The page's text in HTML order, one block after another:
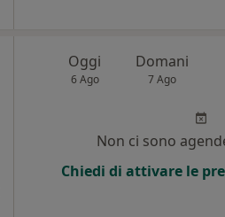
Oggi
6 Ago
Domani
7 Ago
Non ci sono
Chiedi di attivare le